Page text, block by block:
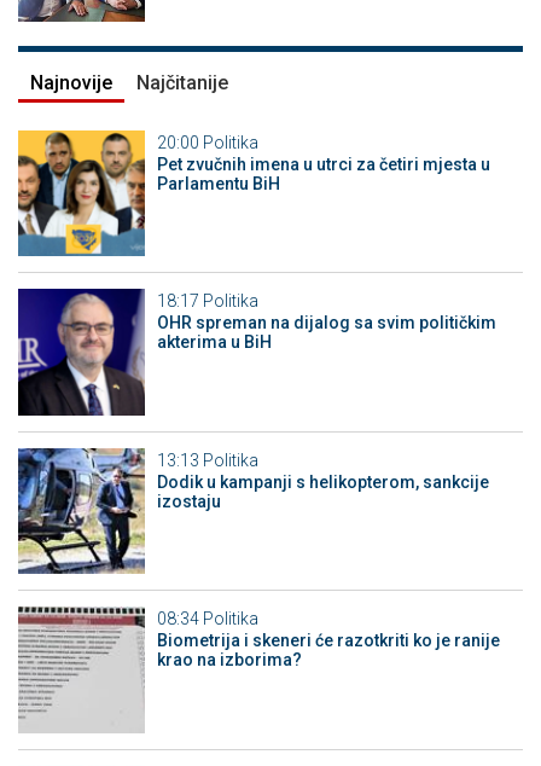
Najnovije Najčitanije
20:00 Politika
Pet zvučnih imena u utrci za četiri mjesta u
Parlamentu BiH
18:17 Politika
OHR spreman na dijalog sa svim političkim
akterima u BiH
13:13 Politika
Dodik u kampanji s helikopterom, sankcije
izostaju
08:34 Politika
Biometrija i skeneri će razotkriti ko je ranije
krao na izborima?